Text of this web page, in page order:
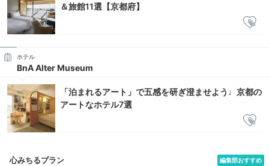
＆旅館11選【京都府】
ホテル
BnA Alter Museum
「泊まれるアート」で五感を研ぎ澄ませよう♩京都の
アートなホテル7選
編集部おすすめ
心みちるプラン